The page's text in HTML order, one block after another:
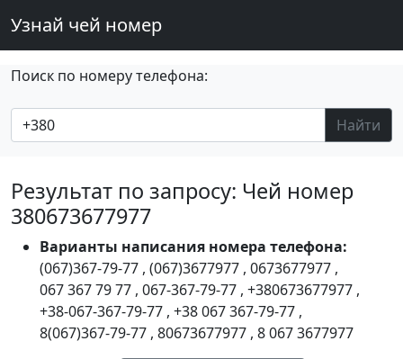
Узнай чей номер
Поиск по номеру телефона:
Найти
Результат по запросу: Чей номер
380673677977
Варианты написания номера телефона:
(067)367-79-77 , (067)3677977 , 0673677977 ,
067 367 79 77 , 067-367-79-77 , +380673677977 ,
+38-067-367-79-77 , +38 067 367-79-77 ,
8(067)367-79-77 , 80673677977 , 8 067 3677977